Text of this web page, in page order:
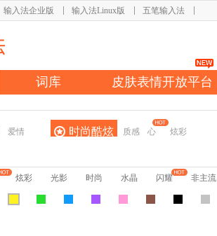
输入法企业版 输入法Linux版 五笔输入法
词库 皮肤表情开放平台
爱情 时尚酷炫 质感 心 炫彩
炫彩 光影 时尚 水晶 闪耀 非主流